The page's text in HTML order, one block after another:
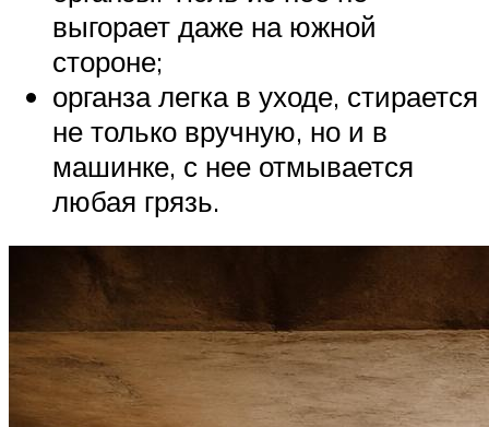
выгорает даже на южной
стороне;
органза легка в уходе, стирается
не только вручную, но и в
машинке, с нее отмывается
любая грязь.